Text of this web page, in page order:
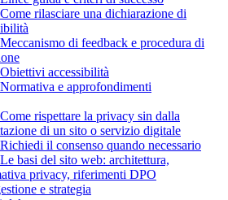
rilasciare una dichiarazione di
di feedback e procedura di
accessibilità
e approfondimenti
rispettare la privacy sin dalla
di un sito o servizio digitale
il consenso quando necessario
basi del sito web: architettura,
privacy, riferimenti DPO
e strategia